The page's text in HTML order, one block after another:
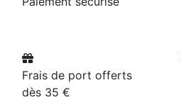
Frais de port offerts
dès 35 €